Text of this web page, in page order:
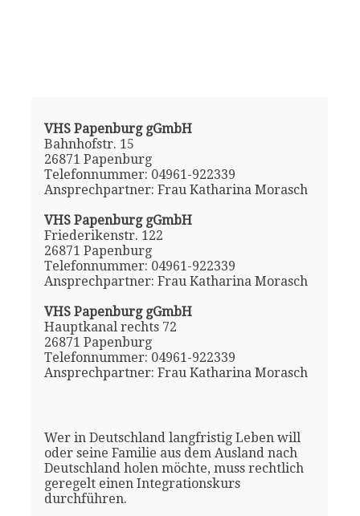
VHS Papenburg gGmbH
Bahnhofstr. 15
26871 Papenburg
Telefonnummer: 04961-922339
Ansprechpartner: Frau Katharina Morasch
VHS Papenburg gGmbH
Friederikenstr. 122
26871 Papenburg
Telefonnummer: 04961-922339
Ansprechpartner: Frau Katharina Morasch
VHS Papenburg gGmbH
Hauptkanal rechts 72
26871 Papenburg
Telefonnummer: 04961-922339
Ansprechpartner: Frau Katharina Morasch
Wer in Deutschland langfristig Leben will
oder seine Familie aus dem Ausland nach
Deutschland holen möchte, muss rechtlich
geregelt einen Integrationskurs
durchführen.